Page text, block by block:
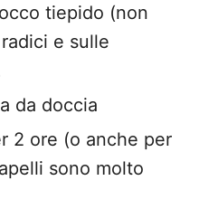
tiepido (non
e sulle
da doccia
2 ore (o anche per
sono molto